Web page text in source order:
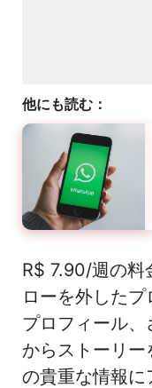
他にも読む：
R$ 7.90/週の料
ローを外した
プロフィール、
からストーリ
の貴重な情報